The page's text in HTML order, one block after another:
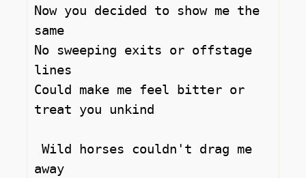
Now you decided to show me the
same
No sweeping exits or offstage
lines
Could make me feel bitter or
treat you unkind
Wild horses couldn't drag me
away